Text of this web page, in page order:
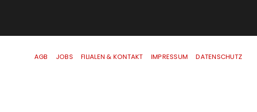
AGB JOBS FILIALEN & KONTAKT IMPRESSUM |DATENSCHUTZ